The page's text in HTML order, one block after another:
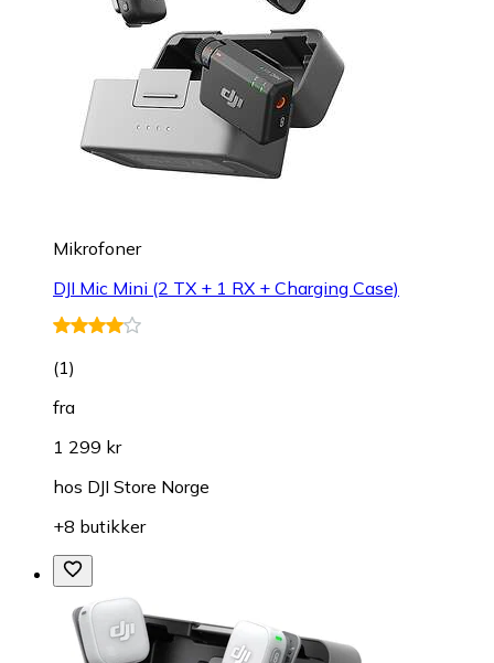
Mikrofoner
DJI Mic Mini (2 TX + 1 RX + Charging Case)
(1)
fra
1 299 kr
hos DJI Store Norge
+8 butikker